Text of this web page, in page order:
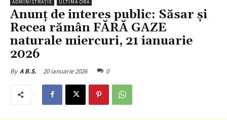
ADMINISTRAȚIE ULTIMA ORĂ
Anunț de interes public: Săsar și
Recea rămân FĂRĂ GAZE
naturale miercuri, 21 ianuarie
2026
By A B.S. 20 ianuarie 2026 0